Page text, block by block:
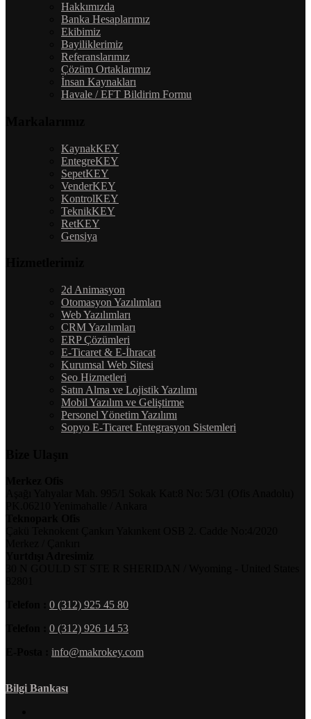
Hakkımızda
Banka Hesaplarımız
Ekibimiz
Bayiliklerimiz
Referanslarımız
Çözüm Ortaklarımız
İnsan Kaynakları
Havale / EFT Bildirim Formu
KaynakKEY
EntegreKEY
SepetKEY
VenderKEY
KontrolKEY
TeknikKEY
RetKEY
Gensiya
2d Animasyon
Otomasyon Yazılımları
Web Yazılımları
CRM Yazılımları
ERP Çözümleri
E-Ticaret & E-İhracat
Kurumsal Web Sitesi
Seo Hizmetleri
Satın Alma ve Lojistik Yazılımı
Mobil Yazılım ve Geliştirme
Personel Yönetim Yazılımı
Sopyo E-Ticaret Entegrasyon Sistemleri
0 (312) 925 45 80
0 (312) 926 14 53
info@makrokey.com
Bilgi Bankası